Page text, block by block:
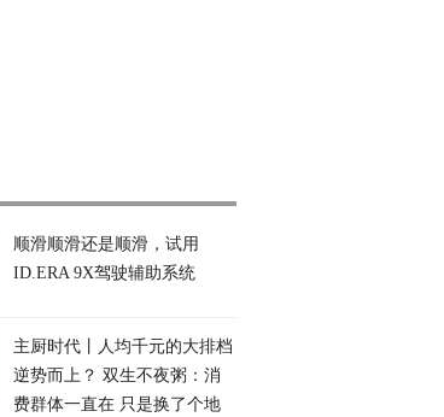
顺滑顺滑还是顺滑，试用
ID.ERA 9X驾驶辅助系统
主厨时代丨人均千元的大排档
逆势而上？ 双生不夜粥：消
费群体一直在 只是换了个地